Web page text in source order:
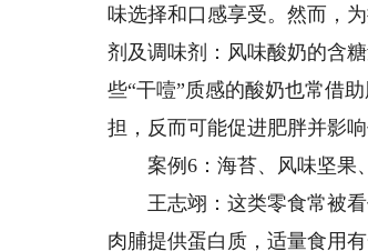
味选择和口感享受。然而，
剂及调味剂：风味酸奶的含
些“干噎”质感的酸奶也常借
担，反而可能促进肥胖并影
案例6：海苔、风味坚果
王志翊：这类零食常被看
肉脯提供蛋白质，适量食用